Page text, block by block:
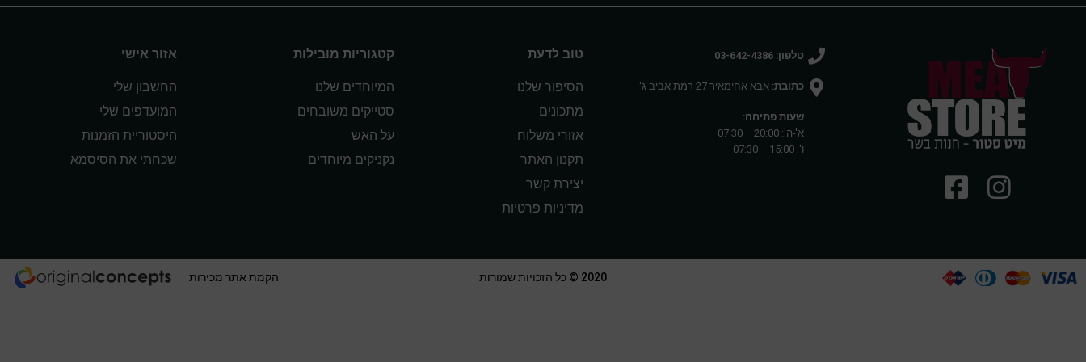
טלפון: 03-642-4386
כתובת:אבא אחימאיר 27 רמת אביב ג'
שעות פתיחה:
א'-ה': 20:00 – 07:30
ו': 15:00 – 07:30
טוב לדעת
הסיפור שלנו
מתכונים
אזורי משלוח
תקנון האתר
יצירת קשר
מדיניות פרטיות
קטגוריות מובילות
המיוחדים שלנו
סטייקים משובחים
על האש
נקניקים מיוחדים
אזור אישי
החשבון שלי
המועדפים שלי
היסטוריית הזמנות
שכחתי את הסיסמא
2020 © כל הזכויות שמורות הקמת אתר מכירות